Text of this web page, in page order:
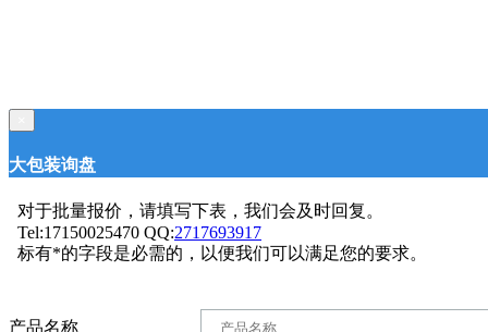
大包装询盘
对于批量报价，请填写下表，我们会及时回复。
Tel:17150025470 QQ:2717693917
标有*的字段是必需的，以便我们可以满足您的要求。
产品名称